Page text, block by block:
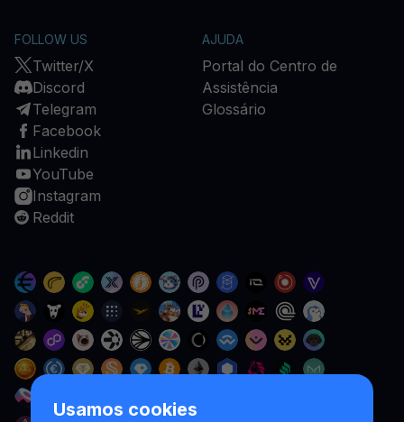
Usamos cookies
FOLLOW US
Twitter/X
Discord
Telegram
Facebook
Linkedin
YouTube
Instagram
Reddit
AJUDA
Portal do Centro de
Assistência
Glossário